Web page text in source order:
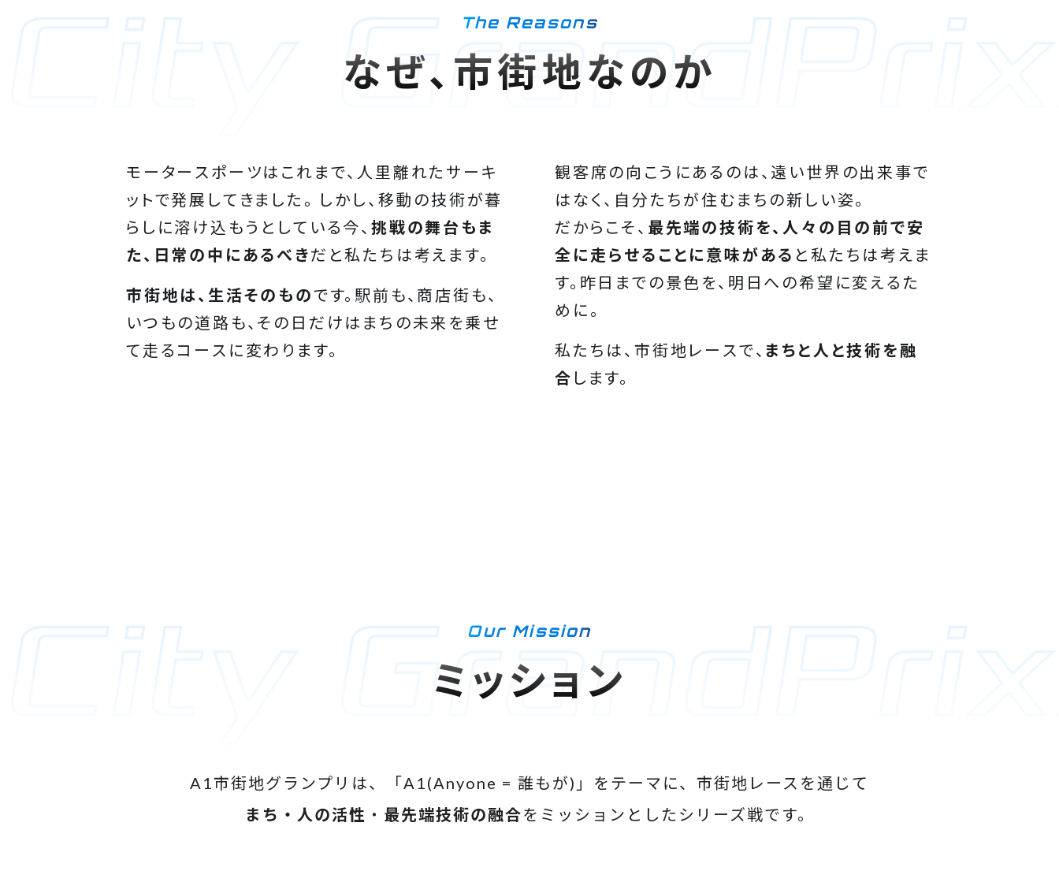
The Reasons
なぜ、市街地なのか
モータースポーツはこれまで、人里離れたサーキ
ットで発展してきました。 しかし、移動の技術が暮
らしに溶け込もうとしている今、 挑戦の舞台もま
た、日常の中にあるべきだと私たちは考えます。
市街地は、生活そのものです。駅前も、商店街も、
いつもの道路も、その日だけはまちの未来を乗せ
て走るコースに変わります。
観客席の向こうにあるのは、遠い世界の出来事で
はなく、自分たちが住むまちの新しい姿。
だからこそ、 最先端の技術を、人々の目の前で安
全に走らせることに意味がある と私たちは考えま
す。昨日までの景色を、明日への希望に変えるた
めに。
私たちは、市街地レースで、 まちと人と技術を融
合 します。
Our Mission
ミッション
A1市街地グランプリは、「A1(Anyone = 誰もが)」をテーマに、市街地レースを通じて
まち・人の活性 ・ 最先端技術の融合をミッションとしたシリーズ戦です。